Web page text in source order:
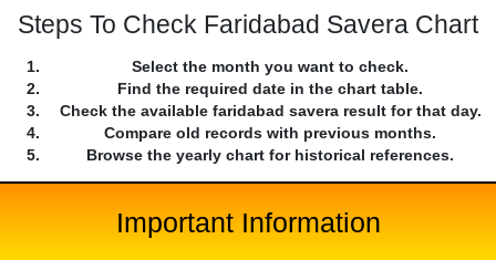
Steps To Check Faridabad Savera Chart
Select the month you want to check.
Find the required date in the chart table.
Check the available faridabad savera result for that day.
Compare old records with previous months.
Browse the yearly chart for historical references.
Important Information